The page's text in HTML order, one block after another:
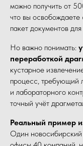
можно получить от
что вы
пакет документов для
Но важно понимать:
переработкой
кустарное
процесс, требующий
и лабораторного
точный учёт
Реальный пример
Один